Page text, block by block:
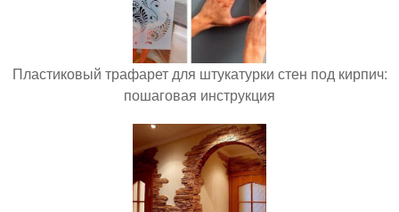
Пластиковый трафарет для штукатурки стен под кирпич:
пошаговая инструкция